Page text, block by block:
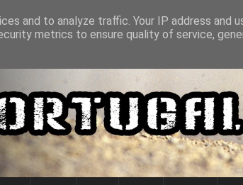
and to analyze traffic. Your IP address and
metrics to ensure quality of service,